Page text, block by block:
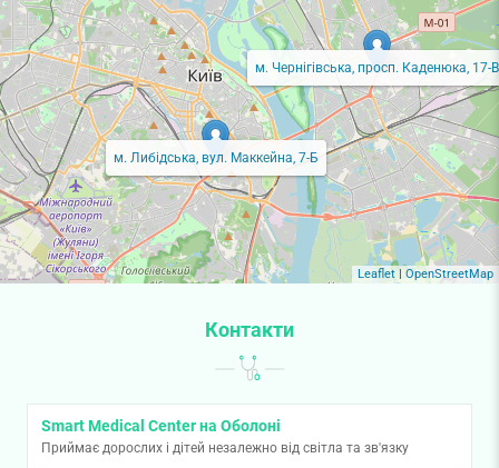
м. Либідська, вул. Маккейна, 7-Б
м. Чернігівська, просп. Каденюка, 17-В
Leaflet OpenStreetMap
Контакти
Smart Medical Center на Оболоні
Приймає дорослих і дітей незалежно від світла та зв'язку